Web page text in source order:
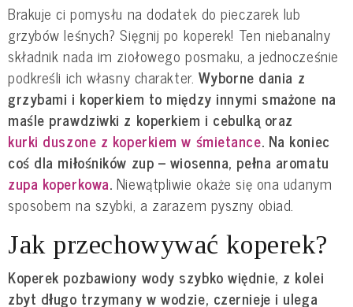
Brakuje ci pomysłu na dodatek do pieczarek lub
grzybów leśnych? Sięgnij po koperek! Ten niebanalny
składnik nada im ziołowego posmaku, a jednocześnie
podkreśli ich własny charakter. Wyborne dania z
grzybami i koperkiem to między innymi smażone na
maśle prawdziwki z koperkiem i cebulką oraz
kurki duszone z koperkiem w śmietance. Na koniec
coś dla miłośników zup – wiosenna, pełna aromatu
zupa koperkowa. Niewątpliwie okaże się ona udanym
sposobem na szybki, a zarazem pyszny obiad.
Jak przechowywać koperek?
Koperek pozbawiony wody szybko więdnie, z kolei
zbyt długo trzymany w wodzie, czernieje i ulega